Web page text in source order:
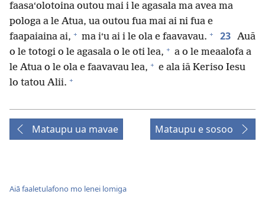
faasaʻolotoina outou mai i le agasala ma avea ma
pologa a le Atua, ua outou fua mai ai ni fua e
faapaiaina ai, + ma iʻu ai i le ola e faavavau. + 23 Auā
o le totogi o le agasala o le oti lea, + a o le meaalofa a
le Atua o le ola e faavavau lea, + e ala iā Keriso Iesu
lo tatou Alii. +
Mataupu ua mavae Mataupu e sosoo
Aiā faaletulafono mo lenei lomiga